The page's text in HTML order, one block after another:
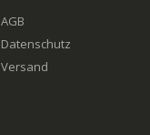
AGB
Datenschutz
Versand